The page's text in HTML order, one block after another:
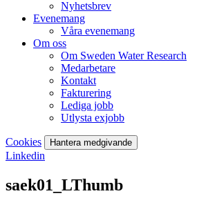
Nyhetsbrev
Evenemang
Våra evenemang
Om oss
Om Sweden Water Research
Medarbetare
Kontakt
Fakturering
Lediga jobb
Utlysta exjobb
Cookies Hantera medgivande
Linkedin
saek01_LThumb